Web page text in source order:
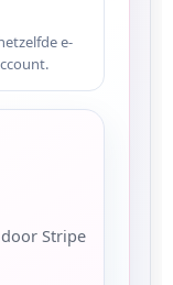
e-
Stripe